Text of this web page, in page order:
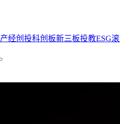
产经创投科创板新三板投教ESG